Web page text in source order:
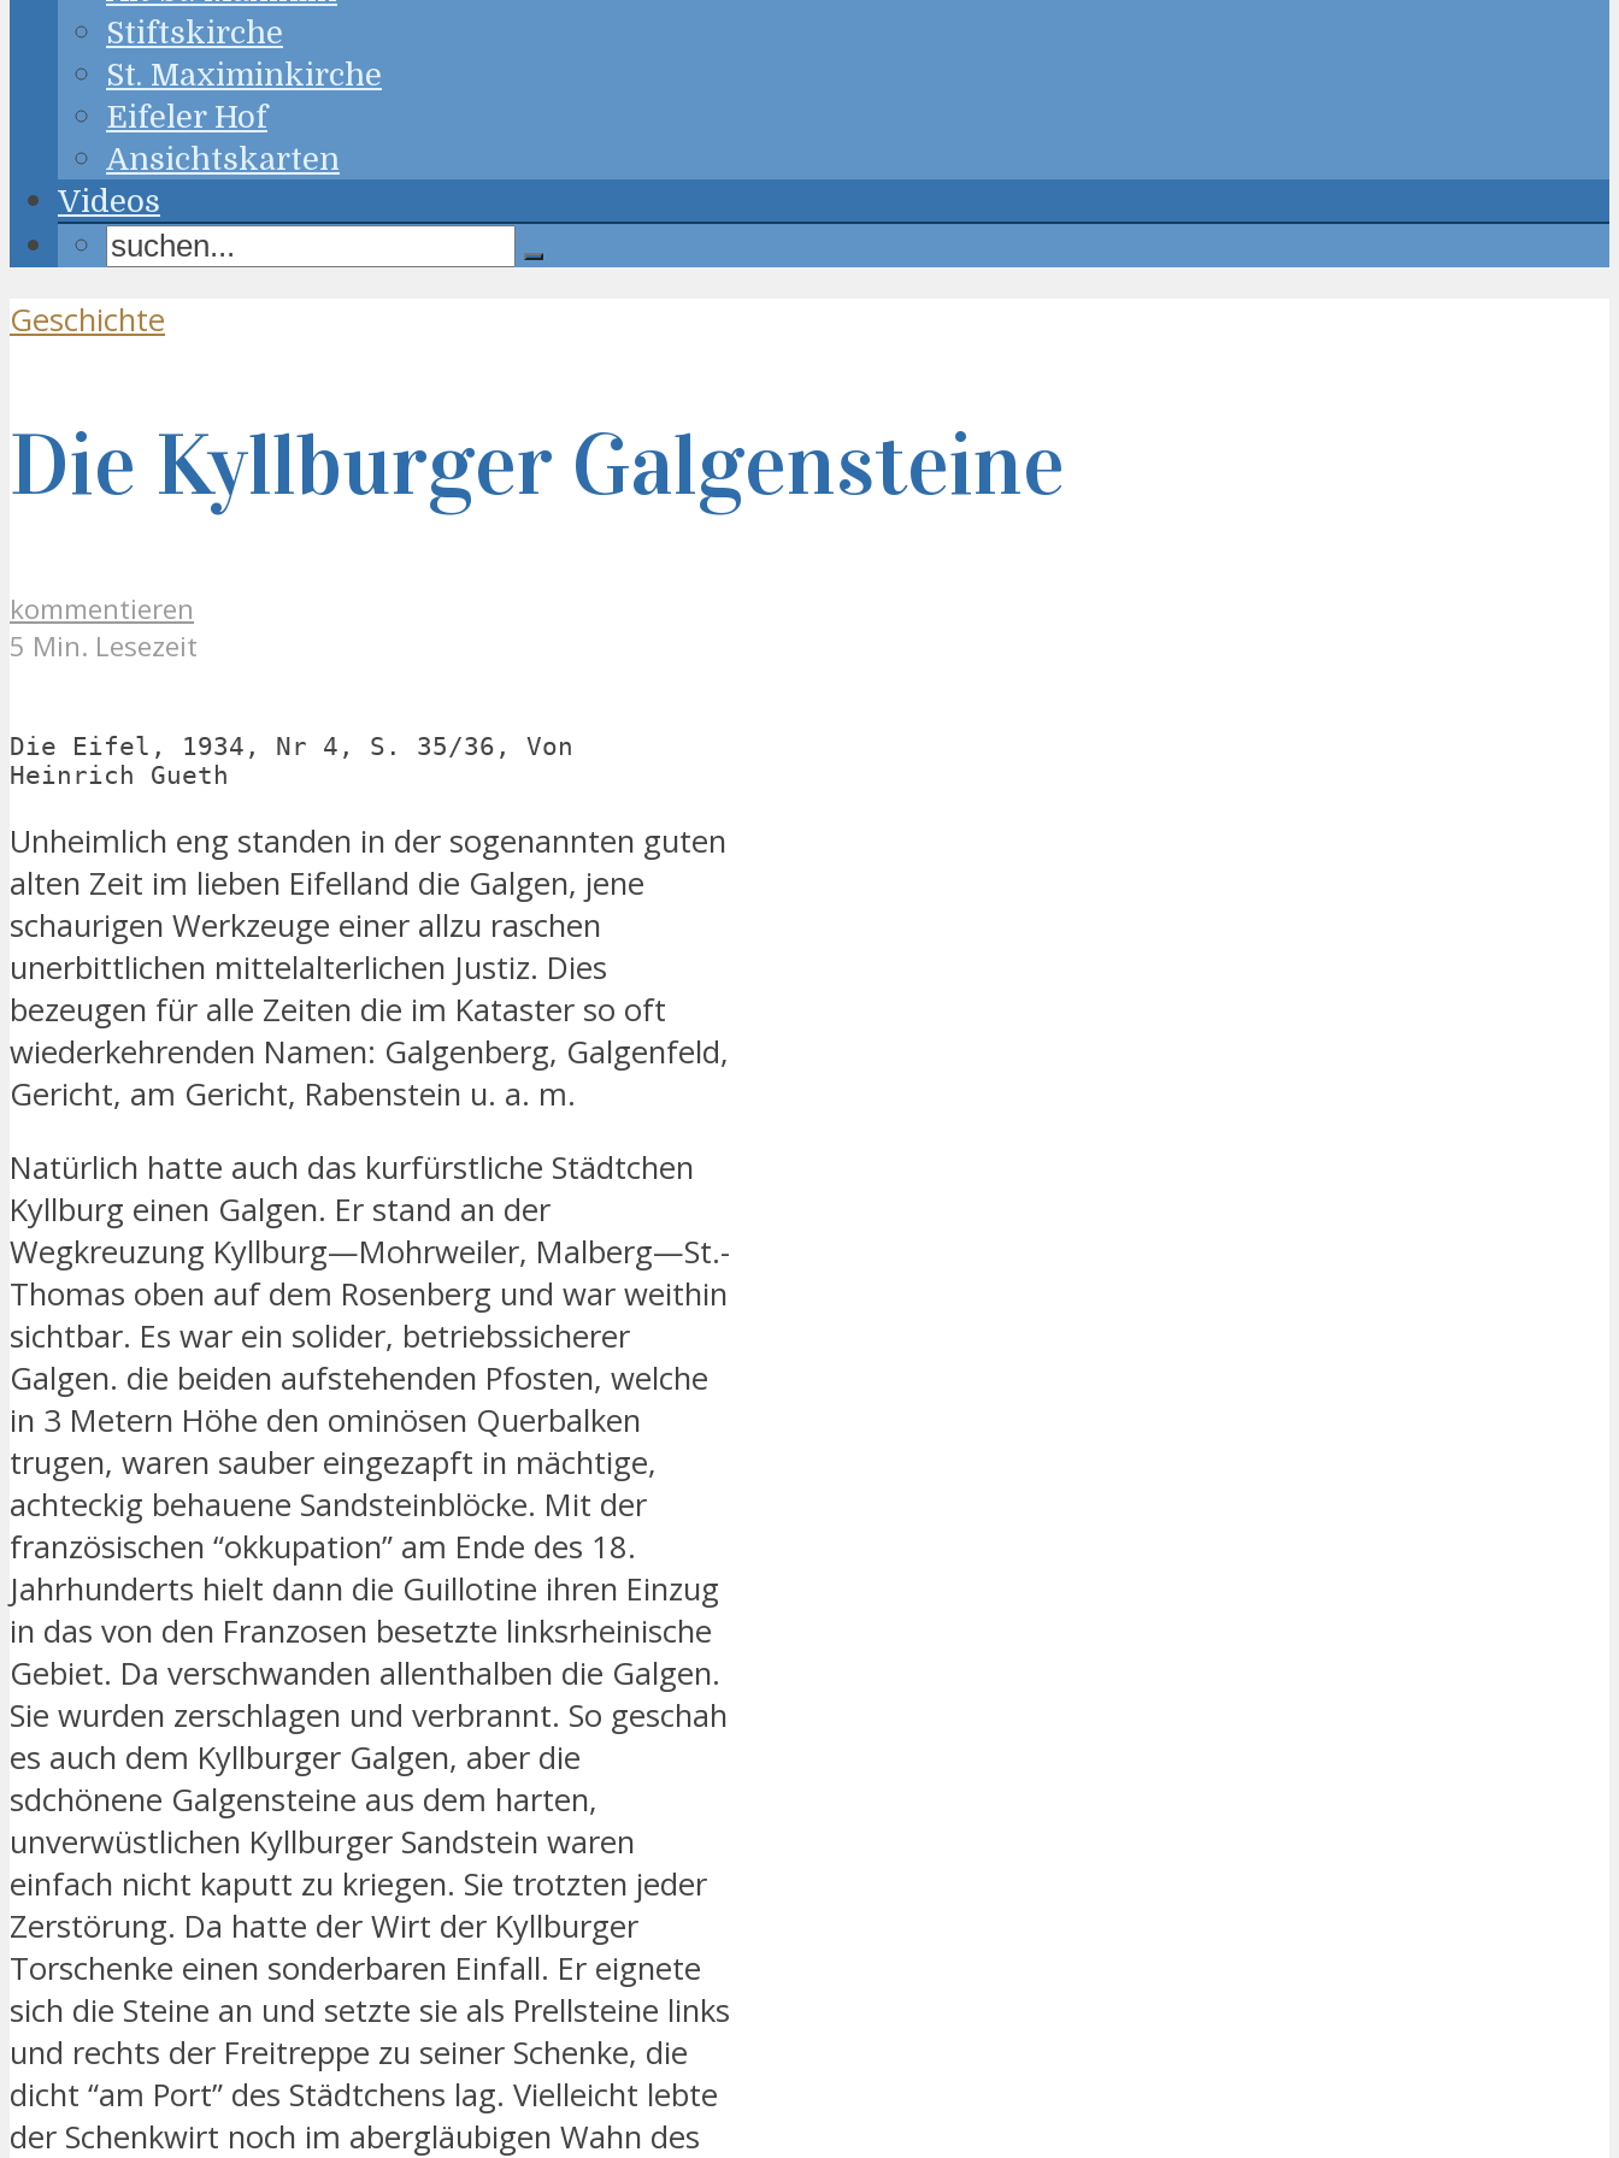
Stiftskirche
St. Maximinkirche
Eifeler Hof
Ansichtskarten
Videos
Geschichte
Die Kyllburger Galgensteine
kommentieren
5 Min. Lesezeit
Die Eifel, 1934, Nr 4, S. 35/36, Von
Heinrich Gueth
Unheimlich eng standen in der sogenannten guten
alten Zeit im lieben Eifelland die Galgen, jene
schaurigen Werkzeuge einer allzu raschen
unerbittlichen mittelalterlichen Justiz. Dies
bezeugen für alle Zeiten die im Kataster so oft
wiederkehrenden Namen: Galgenberg, Galgenfeld,
Gericht, am Gericht, Rabenstein u. a. m.
Natürlich hatte auch das kurfürstliche Städtchen
Kyllburg einen Galgen. Er stand an der
Wegkreuzung Kyllburg—Mohrweiler, Malberg—St.-
Thomas oben auf dem Rosenberg und war weithin
sichtbar. Es war ein solider, betriebssicherer
Galgen. die beiden aufstehenden Pfosten, welche
in 3 Metern Höhe den ominösen Querbalken
trugen, waren sauber eingezapft in mächtige,
achteckig behauene Sandsteinblöcke. Mit der
französischen “okkupation” am Ende des 18.
Jahrhunderts hielt dann die Guillotine ihren Einzug
in das von den Franzosen besetzte linksrheinische
Gebiet. Da verschwanden allenthalben die Galgen.
Sie wurden zerschlagen und verbrannt. So geschah
es auch dem Kyllburger Galgen, aber die
sdchönene Galgensteine aus dem harten,
unverwüstlichen Kyllburger Sandstein waren
einfach nicht kaputt zu kriegen. Sie trotzten jeder
Zerstörung. Da hatte der Wirt der Kyllburger
Torschenke einen sonderbaren Einfall. Er eignete
sich die Steine an und setzte sie als Prellsteine links
und rechts der Freitreppe zu seiner Schenke, die
dicht “am Port” des Städtchens lag. Vielleicht lebte
der Schenkwirt noch im abergläubigen Wahn des